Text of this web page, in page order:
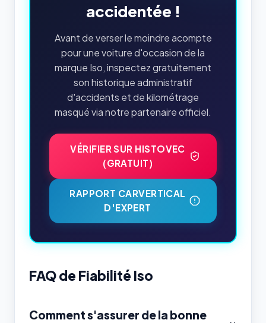
accidentée !
Avant de verser le moindre acompte
pour une voiture d'occasion de la
marque Iso, inspectez gratuitement
son historique administratif
d'accidents et de kilométrage
masqué via notre partenaire officiel.
VÉRIFIER SUR HISTOVEC
(GRATUIT)
RAPPORT CARVERTICAL
D'EXPERT
FAQ de Fiabilité Iso
Comment s'assurer de la bonne